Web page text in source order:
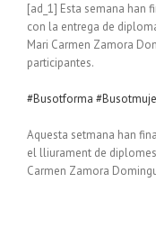
[ad_1] Esta semana han
con la entrega de
Mari Carmen Zamora
participantes.
#Busotforma
Aquesta setmana han
el lliurament de
Carmen Zamora